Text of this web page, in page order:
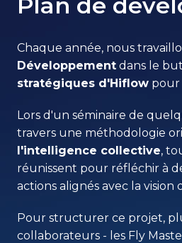
Chaque année, nous
Développement dans le
stratégiques d'Hiflow pour
Lors d'un séminaire de
l'intelligence collective,
réunissent pour réfléchir à
actions alignés avec la vision
Pour structurer ce projet,
collaborateurs - les Fly